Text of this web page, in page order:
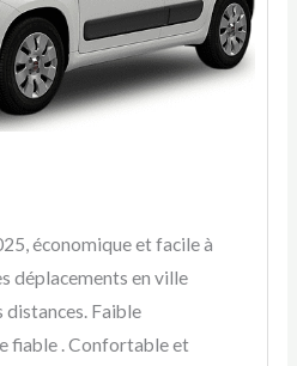
économique et facile à
déplacements en ville
Faible
fiable . Confortable et